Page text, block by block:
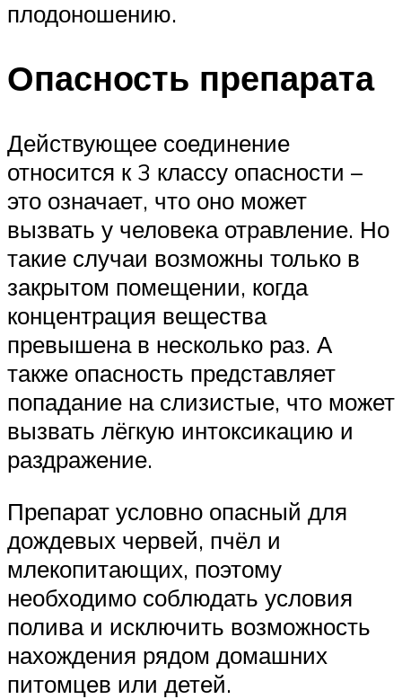
плодоношению.
Опасность препарата
Действующее соединение
относится к 3 классу опасности –
это означает, что оно может
вызвать у человека отравление. Но
такие случаи возможны только в
закрытом помещении, когда
концентрация вещества
превышена в несколько раз. А
также опасность представляет
попадание на слизистые, что может
вызвать лёгкую интоксикацию и
раздражение.
Препарат условно опасный для
дождевых червей, пчёл и
млекопитающих, поэтому
необходимо соблюдать условия
полива и исключить возможность
нахождения рядом домашних
питомцев или детей.